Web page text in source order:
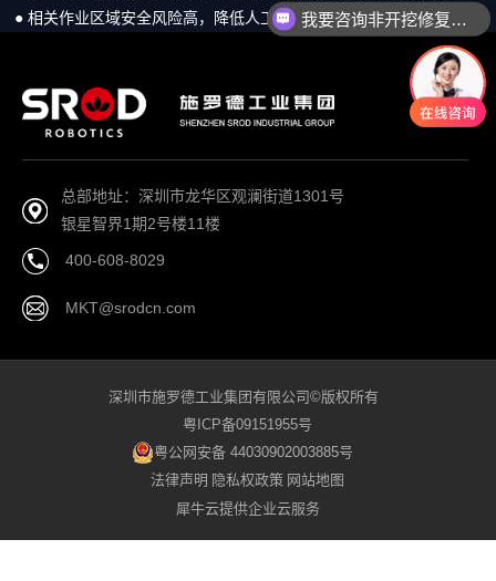
● 相关作业区域安全风险高，降低人工比例，提升无人化值守能效
总部地址：深圳市龙华区观澜街道1301号
银星智界1期2号楼11楼
400-608-8029
MKT@srodcn.com
深圳市施罗德工业集团有限公司©版权所有
粤ICP备09151955号
粤公网安备 44030902003885号
法律声明 隐私权政策 网站地图
犀牛云提供企业云服务